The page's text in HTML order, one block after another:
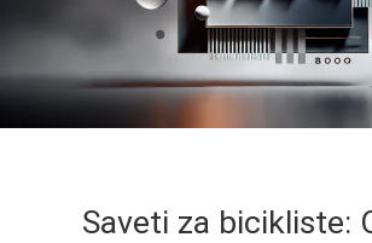
Saveti za bicikliste: